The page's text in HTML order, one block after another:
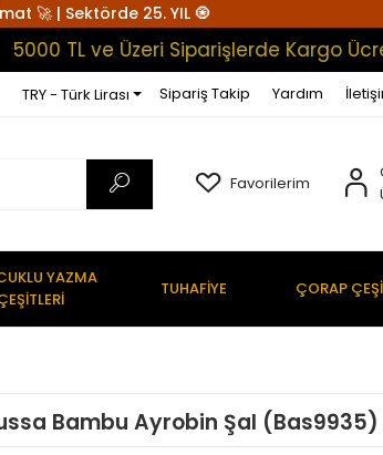
🚀 | Sektörde 25. YIL 🧿
TL ve Üzeri Siparişlerde Kargo
TRY - Türk Lirası Sipariş Takip Yardım
Favorilerim
YAZMA
TUHAFİYE ÇORAP
Bambu Ayrobin Şal (Bas9935)